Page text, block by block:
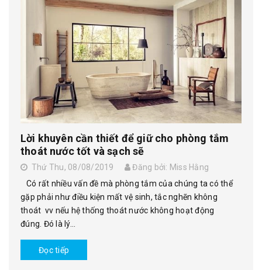
Lời khuyên cần thiết để giữ cho phòng tắm
thoát nước tốt và sạch sẽ
Thứ Thu, 08/08/2019
Đăng bởi: Miss Hằng
Có rất nhiều vấn đề mà phòng tắm của chúng ta có thể
gặp phải như điều kiện mất vệ sinh, tắc nghẽn không
thoát vv nếu hệ thống thoát nước không hoạt động
đúng. Đó là lý...
Đọc tiếp